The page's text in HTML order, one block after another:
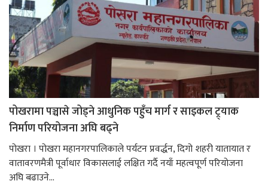
पोखरामा पञ्चासे जोड्ने आधुनिक पहुँच मार्ग र साइकल ट्र्याक
निर्माण परियोजना अघि बढ्ने
पोखरा । पोखरा महानगरपालिकाले पर्यटन प्रवर्द्धन, दिगो शहरी यातायात र
वातावरणमैत्री पूर्वाधार विकासलाई लक्षित गर्दै नयाँ महत्वपूर्ण परियोजना
अघि बढाउने...